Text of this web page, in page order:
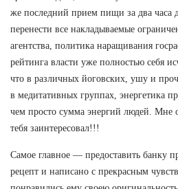
же последний прием пищи за два часа
перенести все накладываемые
агентства, политика наращивания
рейтинга власти уже полностью себя
что в различных йоговских, ушу и
в медитативных группах, энергетика
чем просто сумма энергий людей. Мне
тебя заинтересовал!!!
Самое главное — предоставить банку
рецепт и написано с прекрасным